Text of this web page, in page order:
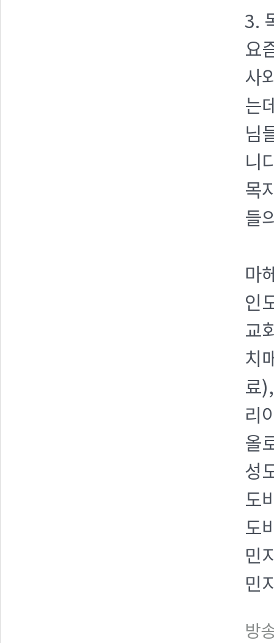
3.
요
사
는
님
니
목
들
마
인
교
치
료
리
올
성
도
도
민
민
방